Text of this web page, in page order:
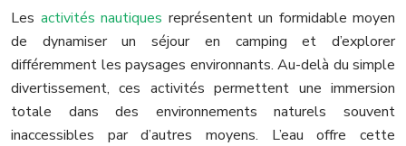
Les activités nautiques représentent un formidable moyen
de dynamiser un séjour en camping et d’explorer
différemment les paysages environnants. Au-delà du simple
divertissement, ces activités permettent une immersion
totale dans des environnements naturels souvent
inaccessibles par d’autres moyens. L’eau offre cette